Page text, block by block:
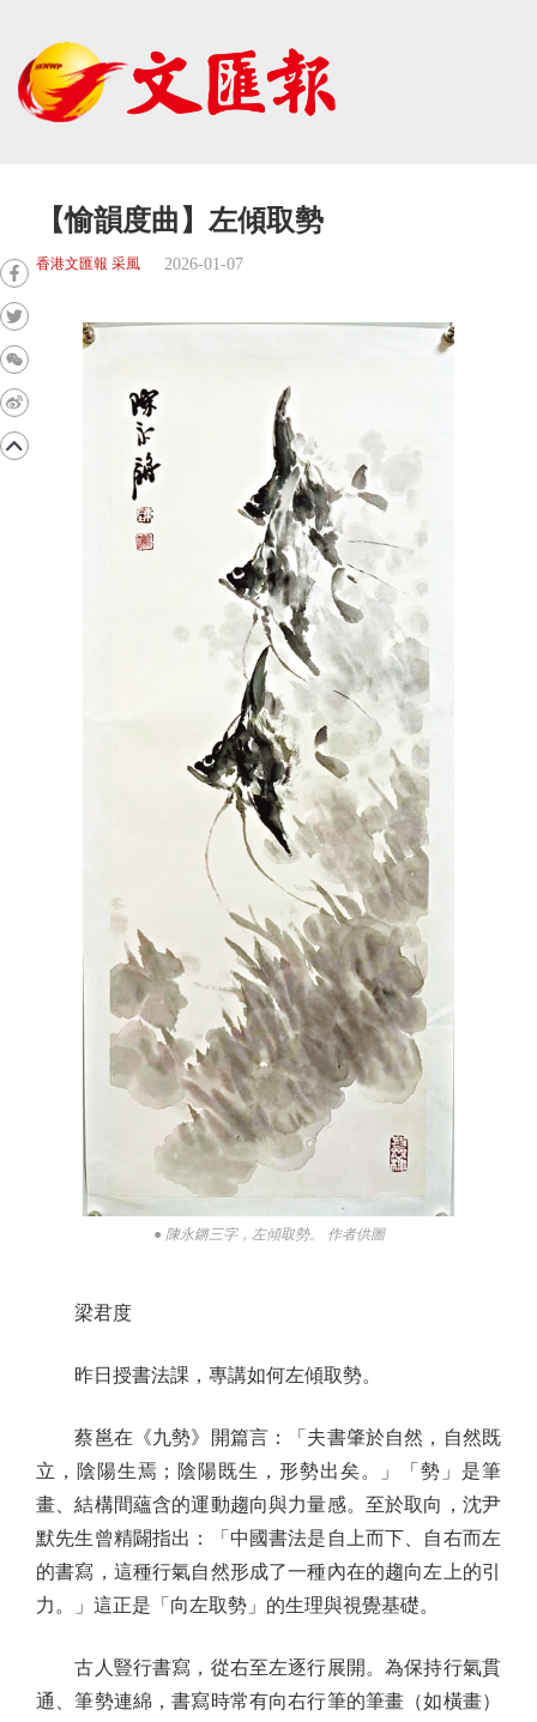
【愉韻度曲】左傾取勢
香港文匯報 采風 2026-01-07
● 陳永鏘三字，左傾取勢。 作者供圖
梁君度
昨日授書法課，專講如何左傾取勢。
蔡邕在《九勢》開篇言：「夫書肇於自然，自然既
立，陰陽生焉；陰陽既生，形勢出矣。」「勢」是筆
畫、結構間蘊含的運動趨向與力量感。至於取向，沈尹
默先生曾精闢指出：「中國書法是自上而下、自右而左
的書寫，這種行氣自然形成了一種內在的趨向左上的引
力。」這正是「向左取勢」的生理與視覺基礎。
古人豎行書寫，從右至左逐行展開。為保持行氣貫
通、筆勢連綿，書寫時常有向右行筆的筆畫（如橫畫）